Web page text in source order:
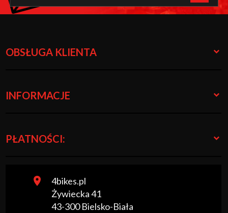
OBSŁUGA KLIENTA
INFORMACJE
PŁATNOŚCI:
4bikes.pl
Żywiecka 41
43-300 Bielsko-Biała